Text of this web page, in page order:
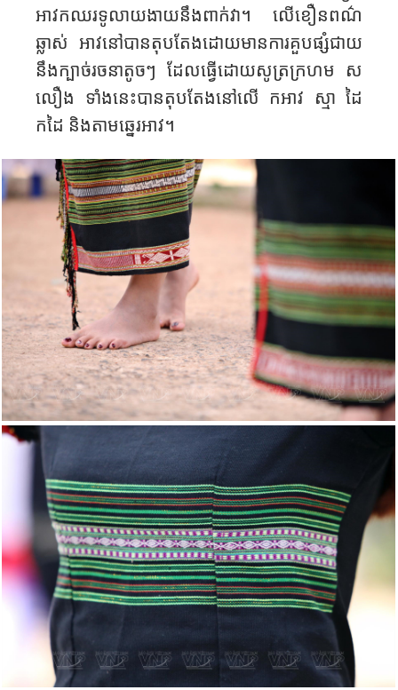
អាវ​កឈរ​ទូលាយ​ងាយ​នឹង​ពាក់វា​។ លើ​ខឿន​ពណ៌​
ឆ្លាស់​ អាវ​នៅ​បាន​តុបតែង​ដោយ​មាន​ការ​​គួ​បផ្សំ​ជាយ
នឹង​ក្បាច់​រចនាតូចៗ​ ដែល​ធ្វើដោយ​សូត្រ​ក្រហម​ ស
លឿង ទាំង​នេះ​បានតុបតែង​នៅ​លើ ​កអាវ​ ស្មា ដៃ
កដៃ​ និងតាម​​ឆ្នេរ​អាវ​។​